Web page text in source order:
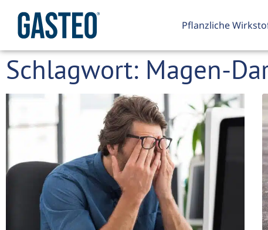
Pflanzliche
Schlagwort: Magen-